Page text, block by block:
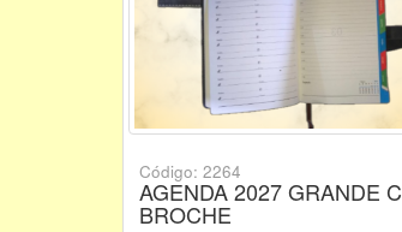
Código: 2264
AGENDA 2027 GRANDE C
BROCHE